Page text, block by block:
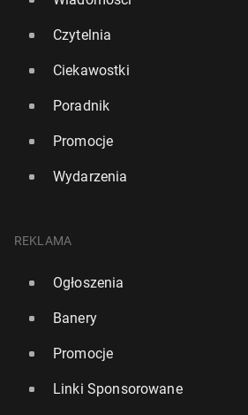
Czytelnia
Ciekawostki
Poradnik
Promocje
Wydarzenia
REKLAMA
Ogłoszenia
Banery
Promocje
Linki Sponsorowane